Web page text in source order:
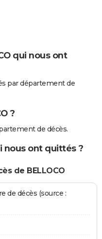
qui nous ont
par département de
?
de décès.
nous ont quittés ?
de BELLOCO
de décès (source :